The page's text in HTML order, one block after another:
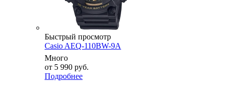
Быстрый просмотр
Casio AEQ-110BW-9A
Много
от 5 990 руб.
Подробнее